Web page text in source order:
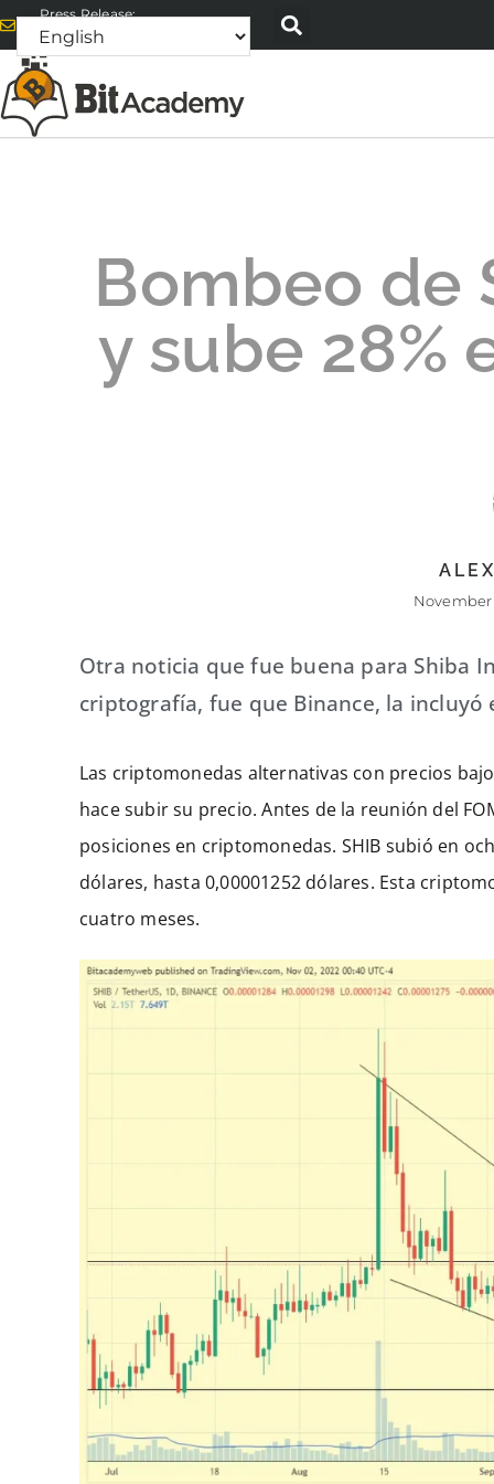
Press Release:
alex@bitacademyweb.com
Bombeo de
y sube 28%
November
Otra noticia que fue buena para Shiba
criptografía, fue que Binance, la incluyó
Las criptomonedas alternativas con precios
hace subir su precio. Antes de la reunión del
posiciones en criptomonedas. SHIB subió en
dólares, hasta 0,00001252 dólares. Esta
cuatro meses.